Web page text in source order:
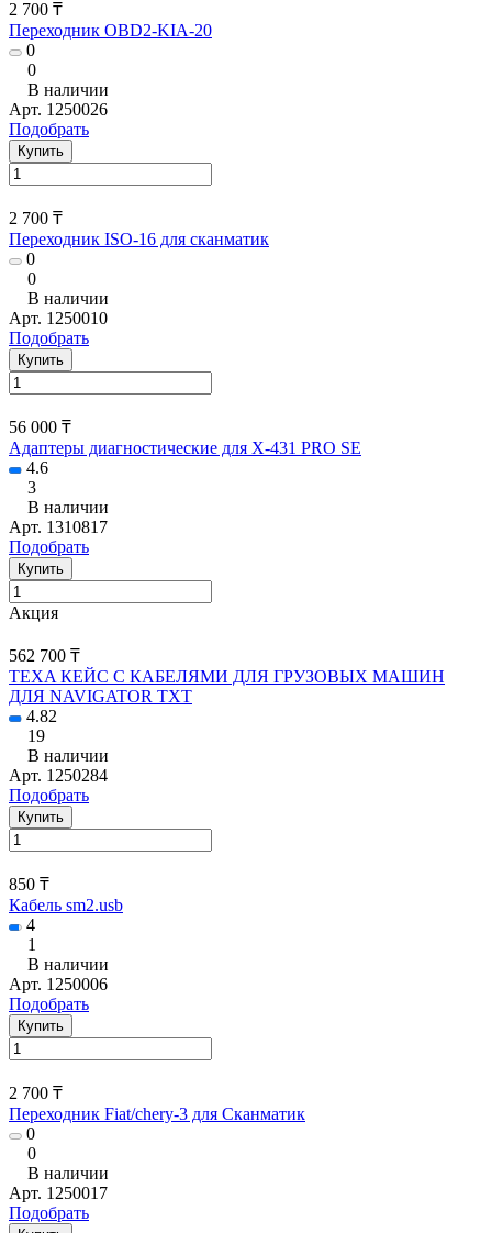
2 700 ₸
Переходник OBD2-KIA-20
0
0
В наличии
Арт. 1250026
Подобрать
Купить
2 700 ₸
Переходник ISO-16 для сканматик
0
0
В наличии
Арт. 1250010
Подобрать
Купить
56 000 ₸
Адаптеры диагностические для X-431 PRO SE
4.6
3
В наличии
Арт. 1310817
Подобрать
Купить
Акция
562 700 ₸
TEXA КЕЙС С КАБЕЛЯМИ ДЛЯ ГРУЗОВЫХ МАШИН
ДЛЯ NAVIGATOR TXT
4.82
19
В наличии
Арт. 1250284
Подобрать
Купить
850 ₸
Кабель sm2.usb
4
1
В наличии
Арт. 1250006
Подобрать
Купить
2 700 ₸
Переходник Fiat/chery-3 для Сканматик
0
0
В наличии
Арт. 1250017
Подобрать